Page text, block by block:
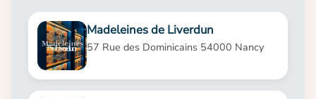
Madeleines de Liverdun
57 Rue des Dominicains 54000 Nancy